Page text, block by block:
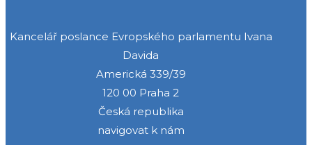
Kancelář poslance Evropského parlamentu Ivana
Davida
Americká 339/39
120 00 Praha 2
Česká republika
navigovat k nám